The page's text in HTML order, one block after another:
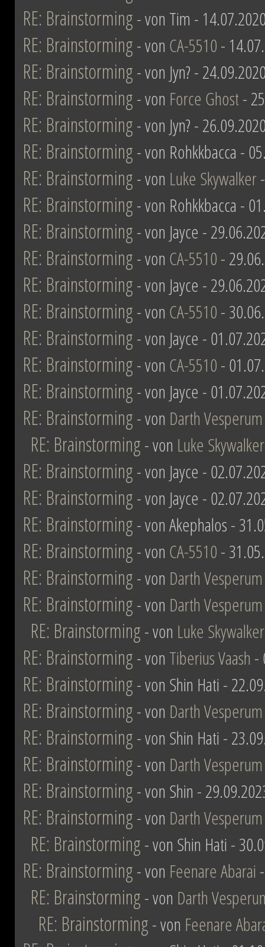
RE: Brainstorming- von Tim -
RE: Brainstorming- von CA-5510-
RE: Brainstorming- von Jyn? -
RE: Brainstorming- von Force Ghost-
RE: Brainstorming- von Jyn? -
RE: Brainstorming- von Rohkkbacca -
RE: Brainstorming- von Luke Skywalker
RE: Brainstorming- von Rohkkbacca -
RE: Brainstorming- von Jayce -
RE: Brainstorming- von CA-5510-
RE: Brainstorming- von Jayce -
RE: Brainstorming- von CA-5510-
RE: Brainstorming- von Jayce -
RE: Brainstorming- von CA-5510-
RE: Brainstorming- von Jayce -
RE: Brainstorming- von Darth Vesperum
RE: Brainstorming- von Luke Skywalker
RE: Brainstorming- von Jayce -
RE: Brainstorming- von Jayce -
RE: Brainstorming- von Akephalos -
RE: Brainstorming- von CA-5510-
RE: Brainstorming- von Darth Vesperum
RE: Brainstorming- von Darth Vesperum
RE: Brainstorming- von Luke Skywalker
RE: Brainstorming- von Tiberius Vaash -
RE: Brainstorming- von Shin Hati -
RE: Brainstorming- von Darth Vesperum
RE: Brainstorming- von Shin Hati -
RE: Brainstorming- von Darth Vesperum
RE: Brainstorming- von Shin -
RE: Brainstorming- von Darth Vesperum
RE: Brainstorming- von Shin Hati -
RE: Brainstorming- von Feenare Abarai
RE: Brainstorming- von Darth
RE: Brainstorming- von Feenare